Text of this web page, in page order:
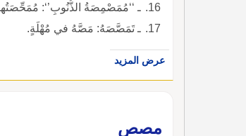
ـ ‘‘مُمَصْمِصَةُ الذُّنُوبِ’‘:
ـ تَمَصَّصَهُ: مَصَّهُ في مُهْلَةٍ.
عرض المزيد
مصص